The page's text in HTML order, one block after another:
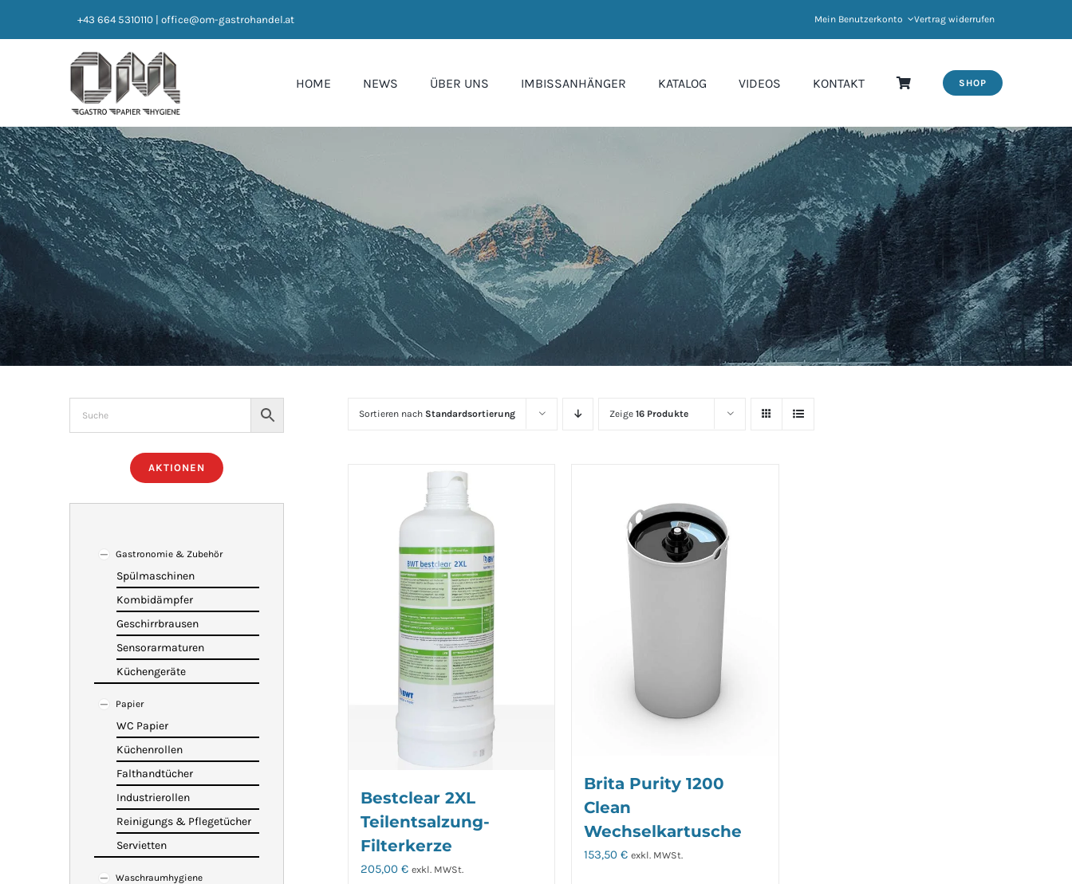
+43 664 5310110 office@om-gastrohandel.at Mein Benutzerkonto Vertrag widerrufen
HOME NEWS ÜBER UNS IMBISSANHÄNGER KATALOG VIDEOS KONTAKT SHOP
Sortieren nach Standardsortierung Zeige16 Produkte
Bestclear 2XL
Teilentsalzung-
Filterkerze
205,00€ exkl. MWSt.
Brita Purity 1200
Clean
Wechselkartusche
153,50€ exkl. MWSt.
AKTIONEN
Gastronomie & Zubehör
Spülmaschinen
Kombidämpfer
Geschirrbrausen
Sensorarmaturen
Küchengeräte
Papier
WC Papier
Küchenrollen
Falthandtücher
Industrierollen
Reinigungs & Pflegetücher
Servietten
Waschraumhygiene